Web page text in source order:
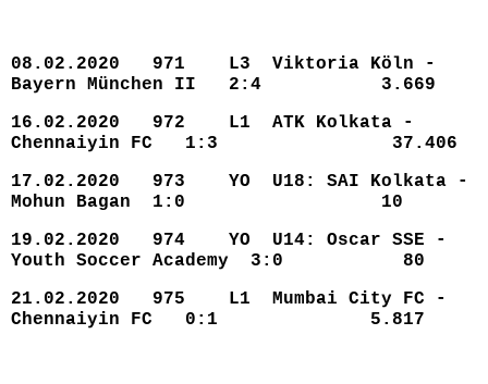
08.02.2020 971 L3 Viktoria Köln -
Bayern München II 2:4 3.669
16.02.2020 972 L1 ATK Kolkata -
Chennaiyin FC 1:3 37.406
17.02.2020 973 YO U18: SAI Kolkata -
Mohun Bagan 1:0 10
19.02.2020 974 YO U14: Oscar SSE -
Youth Soccer Academy 3:0 80
21.02.2020 975 L1 Mumbai City FC -
Chennaiyin FC 0:1 5.817